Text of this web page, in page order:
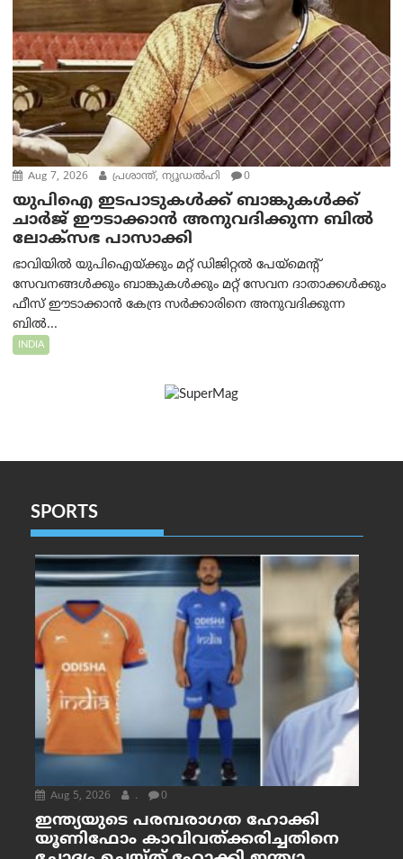
Aug 7, 2026 പ്രശാന്ത്, ന്യൂഡല്‍ഹി 0
യുപിഐ ഇടപാടുകൾക്ക് ബാങ്കുകൾക്ക്
ചാർജ് ഈടാക്കാൻ അനുവദിക്കുന്ന ബിൽ
ലോക്‌സഭ പാസാക്കി
ഭാവിയിൽ യുപിഐയ്ക്കും മറ്റ് ഡിജിറ്റൽ പേയ്‌മെന്റ്
സേവനങ്ങൾക്കും ബാങ്കുകൾക്കും മറ്റ് സേവന ദാതാക്കൾക്കും
ഫീസ് ഈടാക്കാൻ കേന്ദ്ര സർക്കാരിനെ അനുവദിക്കുന്ന
ബിൽ...
INDIA
SPORTS
Aug 5, 2026 . 0
ഇന്ത്യയുടെ പരമ്പരാഗത ഹോക്കി
യൂണിഫോം കാവിവത്ക്കരിച്ചതിനെ